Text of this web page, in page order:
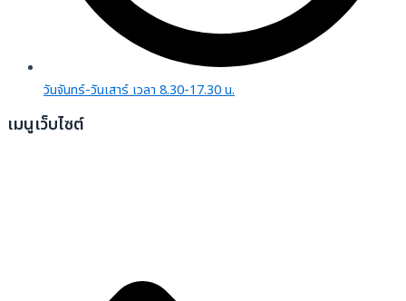
วันจันทร์-วันเสาร์ เวลา 8.30-17.30 น.
เมนูเว็บไซต์